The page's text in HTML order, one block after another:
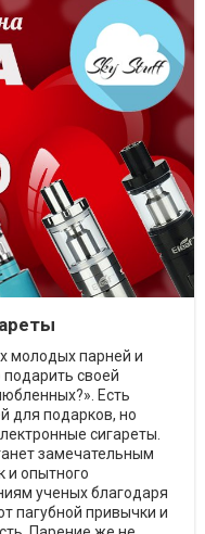
молодых парней и
своей
Есть
для подарков, но
сигареты.
замечательным
и опытного
ученых благодаря
пагубной привычки и